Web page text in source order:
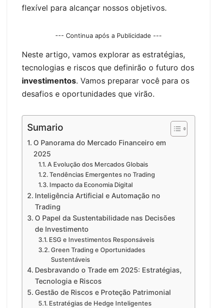
flexível para alcançar nossos objetivos.
--- Continua após a Publicidade ---
Neste artigo, vamos explorar as estratégias,
tecnologias e riscos que definirão o futuro dos
investimentos. Vamos preparar você para os
desafios e oportunidades que virão.
Sumario
O Panorama do Mercado Financeiro em
2025
A Evolução dos Mercados Globais
Tendências Emergentes no Trading
Impacto da Economia Digital
Inteligência Artificial e Automação no
Trading
O Papel da Sustentabilidade nas Decisões
de Investimento
ESG e Investimentos Responsáveis
Green Trading e Oportunidades
Sustentáveis
Desbravando o Trade em 2025: Estratégias,
Tecnologia e Riscos
Gestão de Riscos e Proteção Patrimonial
Estratégias de Hedge Inteligentes